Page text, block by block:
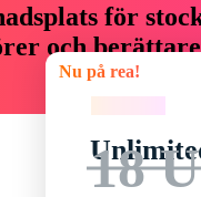
för
och
Nu på rea!
18